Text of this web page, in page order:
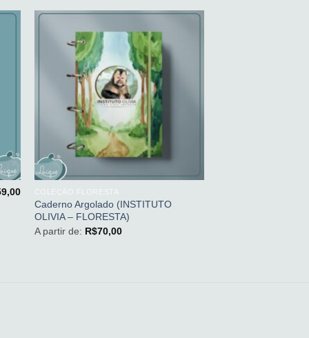
Adicionar
desejos
Caderno Argolado (INSTITUTO
OLIVIA – FLORESTA)
A partir de: R$70,00